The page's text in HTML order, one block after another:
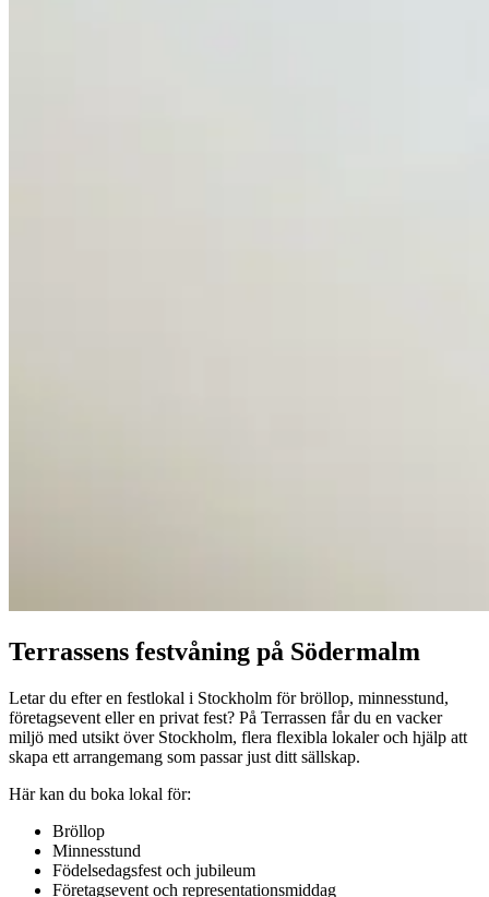
Terrassens festvåning på Södermalm
Letar du efter en festlokal i Stockholm för bröllop, minnesstund,
företagsevent eller en privat fest? På Terrassen får du en vacker
miljö med utsikt över Stockholm, flera flexibla lokaler och hjälp att
skapa ett arrangemang som passar just ditt sällskap.
Här kan du boka lokal för:
Bröllop
Minnesstund
Födelsedagsfest och jubileum
Företagsevent och representationsmiddag